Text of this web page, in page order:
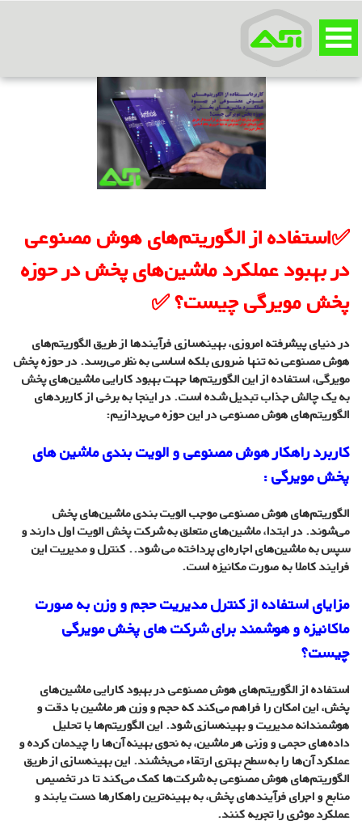
✅استفاده از الگوریتم‌های هوش مصنوعی
در بهبود عملکرد ماشین‌های پخش در حوزه
پخش مویرگی چیست؟ ✅
در دنیای پیشرفته امروزی، بهینه‌سازی فرآیندها از طریق الگوریتم‌های
هوش مصنوعی نه تنها ضروری بلکه اساسی به نظر می‌رسد. در حوزه پخش
مویرگی، استفاده از این الگوریتم‌ها جهت بهبود کارایی ماشین‌های پخش
به یک چالش جذاب تبدیل شده است. در اینجا به برخی از کاربردهای
الگوریتم‌های هوش مصنوعی در این حوزه می‌پردازیم:
کاربرد راهکار هوش مصنوعی و الویت بندی ماشین های
پخش مویرگی :
الگوریتم‌های هوش مصنوعی موجب الویت بندی ماشین‌های پخش
می‌شوند. در ابتدا، ماشین‌های متعلق به شرکت پخش الویت اول دارند و
سپس به ماشین‌های اجاره‌ای پرداخته می شود.. کنترل و مدیریت این
فرایند کاملا به صورت مکانیزه است.
مزایای استفاده از کنترل مدیریت حجم و وزن به صورت
ماکانیزه و هوشمند برای شرکت های پخش مویرگی
چیست؟
استفاده از الگوریتم‌های هوش مصنوعی در بهبود کارایی ماشین‌های
پخش، این امکان را فراهم می‌کند که حجم و وزن هر ماشین با دقت و
هوشمندانه مدیریت و بهینه‌سازی شود. این الگوریتم‌ها با تحلیل
داده‌های حجمی و وزنی هر ماشین، به نحوی بهینه آن‌ها را چیدمان کرده و
عملکرد آن‌ها را به سطح بهتری ارتقاء می‌بخشند. این بهینه‌سازی از طریق
الگوریتم‌های هوش مصنوعی به شرکت‌ها کمک می‌کند تا در تخصیص
منابع و اجرای فرآیندهای پخش، به بهینه‌ترین راهکارها دست یابند و
عملکرد موثری را تجربه کنند.